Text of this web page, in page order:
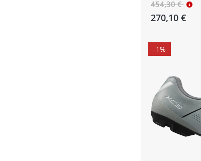
454,30 €
270,10 €
-1%